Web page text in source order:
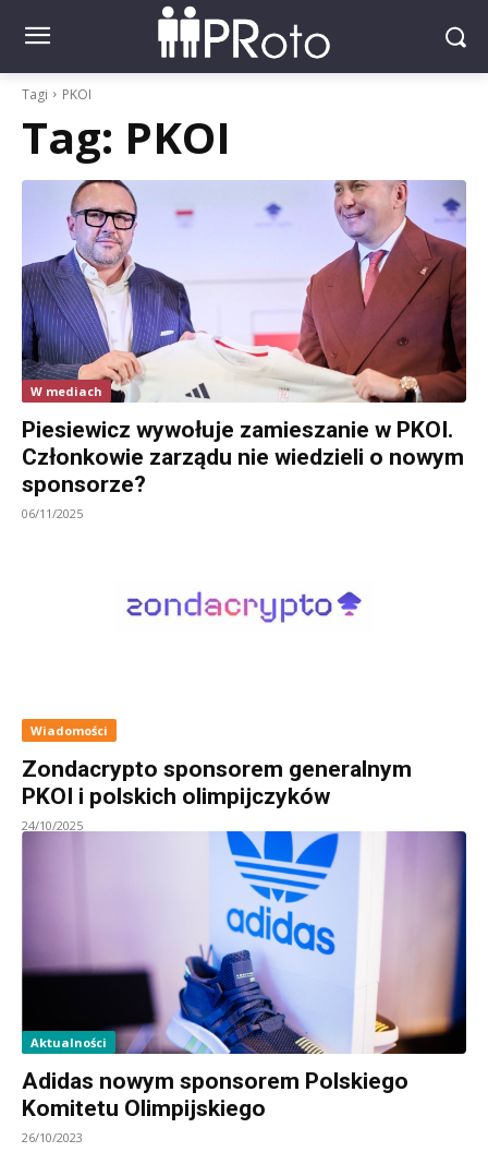
Tagi PKOI
Tag: PKOI
W mediach
Piesiewicz wywołuje zamieszanie w PKOI.
Członkowie zarządu nie wiedzieli o nowym
sponsorze?
06/11/2025
Wiadomości
Zondacrypto sponsorem generalnym
PKOI i polskich olimpijczyków
24/10/2025
Aktualności
Adidas nowym sponsorem Polskiego
Komitetu Olimpijskiego
26/10/2023